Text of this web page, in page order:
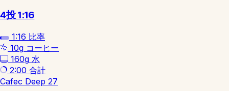
4投 1:16
1:16 比率
10g コーヒー
160g 水
2:00 合計
Cafec Deep 27